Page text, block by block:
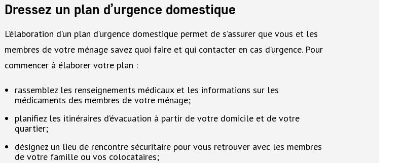
Dressez un plan d’urgence domestique
L’élaboration d’un plan d’urgence domestique permet de s’assurer que vous et les
membres de votre ménage savez quoi faire et qui contacter en cas d’urgence. Pour
commencer à élaborer votre plan :
rassemblez les renseignements médicaux et les informations sur les
médicaments des membres de votre ménage;
planifiez les itinéraires d’évacuation à partir de votre domicile et de votre
quartier;
désignez un lieu de rencontre sécuritaire pour vous retrouver avec les membres
de votre famille ou vos colocataires;